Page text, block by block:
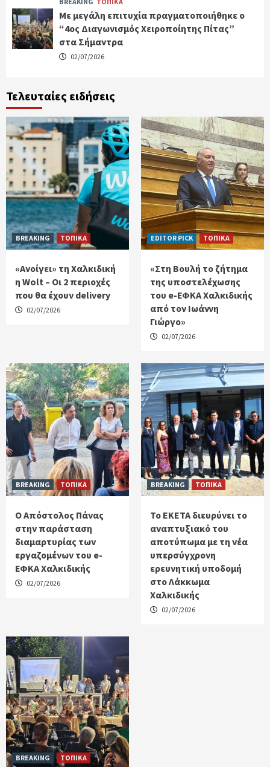
Με μεγάλη επιτυχία πραγματοποιήθηκε ο
“4ος Διαγωνισμός Χειροποίητης Πίτας”
στα Σήμαντρα
02/07/2026
Τελευταίες ειδήσεις
BREAKING ΤΟΠΙΚΑ
«Ανοίγει» τη Χαλκιδική
η Wolt – Οι 2 περιοχές
που θα έχουν delivery
02/07/2026
EDITOR PICK ΤΟΠΙΚΑ
«Στη Βουλή το ζήτημα
της υποστελέχωσης
του e-ΕΦΚΑ Χαλκιδικής
από τον Ιωάννη
Γιώργο»
02/07/2026
BREAKING ΤΟΠΙΚΑ
Ο Απόστολος Πάνας
στην παράσταση
διαμαρτυρίας των
εργαζομένων του e-
ΕΦΚΑ Χαλκιδικής
02/07/2026
BREAKING ΤΟΠΙΚΑ
Το ΕΚΕΤΑ διευρύνει το
αναπτυξιακό του
αποτύπωμα με τη νέα
υπερσύγχρονη
ερευνητική υποδομή
στο Λάκκωμα
Χαλκιδικής
02/07/2026
BREAKING ΤΟΠΙΚΑ